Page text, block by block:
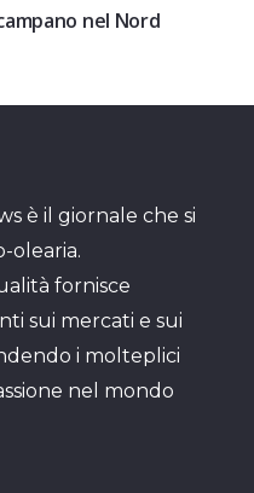
nel Nord
è il giornale che si
olearia.
fornisce
sui mercati e sui
i molteplici
nel mondo